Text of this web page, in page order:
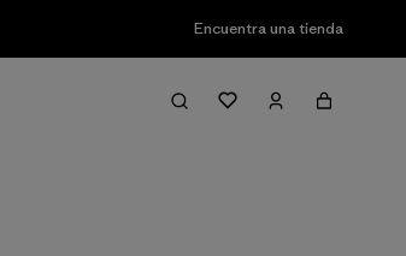
Encuentra una tienda
Filter & Sort